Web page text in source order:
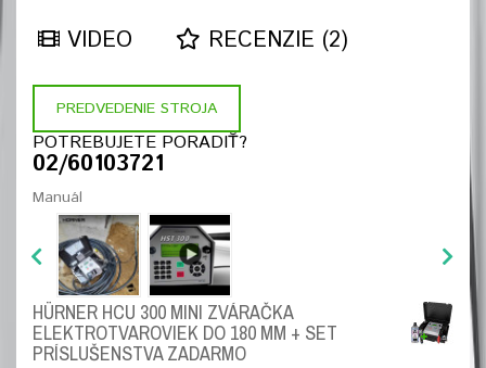
VIDEO RECENZIE (2)
PREDVEDENIE STROJA
POTREBUJETE PORADIŤ?
02/60103721
Manuál
HÜRNER HCU 300 MINI ZVÁRAČKA
ELEKTROTVAROVIEK DO 180 MM + SET
PRÍSLUŠENSTVA ZADARMO